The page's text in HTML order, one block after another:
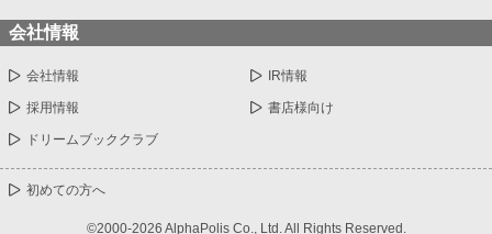
会社情報
会社情報 IR情報
採用情報 書店様向け
ドリームブッククラブ
初めての方へ
©2000-2026 AlphaPolis Co., Ltd. All Rights Reserved.